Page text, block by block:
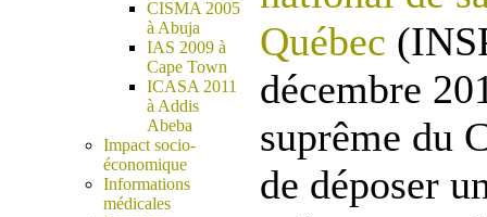
CISMA 2005
à Abuja
IAS 2009 à
Cape Town
ICASA 2011
à Addis
Abeba
Impact socio-
économique
Informations
médicales
Québec
décembre
suprême du
de déposer